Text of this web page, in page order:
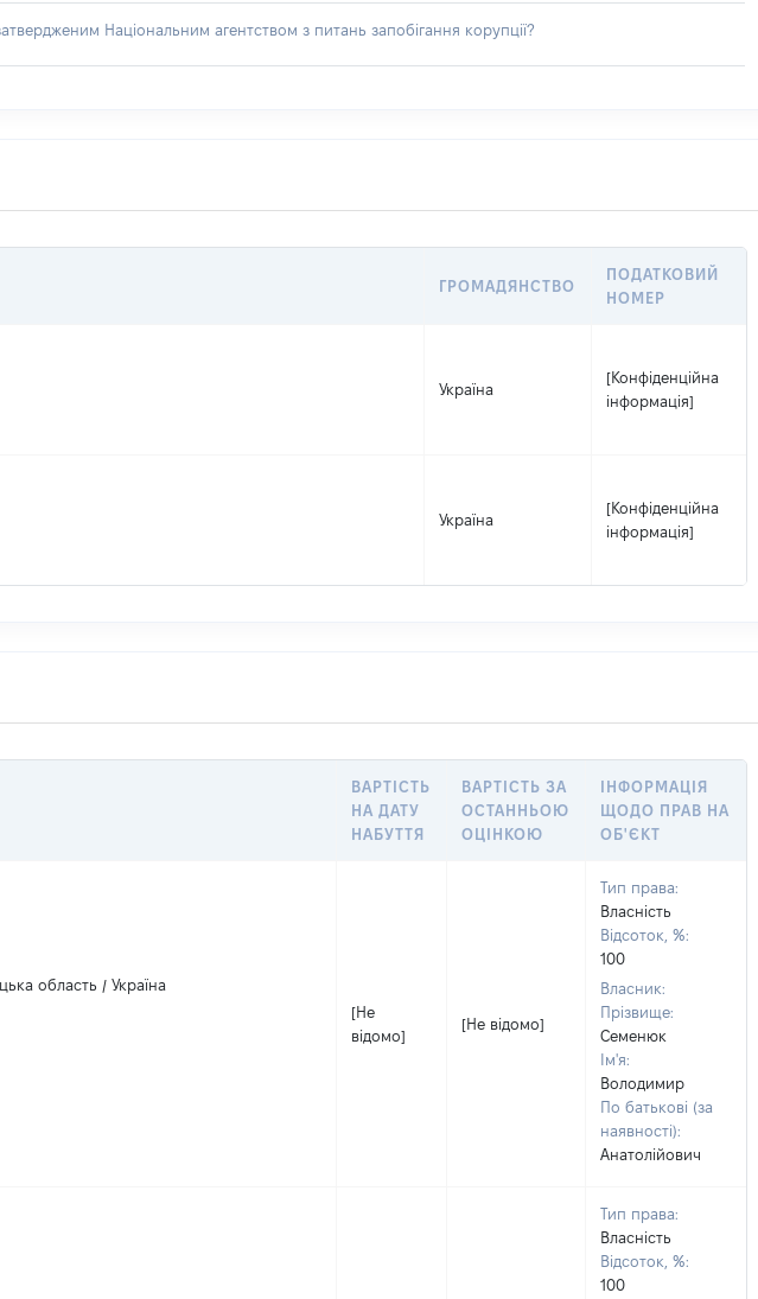
Національним агентством з питань запобігання корупції?
ГРОМАДЯНСТВО
ПОДАТКОВИЙ
НОМЕР
Україна
[Конфіденційна
інформація]
Україна
[Конфіденційна
інформація]
ВАРТІСТЬ
НА ДАТУ
НАБУТТЯ
ВАРТІСТЬ ЗА
ОСТАННЬОЮ
ОЦІНКОЮ
ІНФОРМАЦІЯ
ЩОДО ПРАВ НА
ОБ'ЄКТ
область / Україна
[Не
відомо]
[Не відомо]
Тип права:
Власність
Відсоток, %:
100
Власник:
Прізвище:
Семенюк
Ім'я:
Володимир
По батькові (за
наявності):
Анатолійович
Тип права:
Власність
Відсоток, %:
100